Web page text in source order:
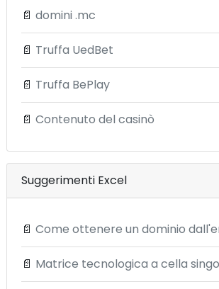
📄 domini .mc
📄 Truffa UedBet
📄 Truffa BePlay
📄 Contenuto del casinò
Suggerimenti Excel
📄 Come ottenere un dominio
📄 Matrice tecnologica a cella